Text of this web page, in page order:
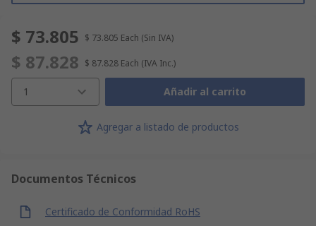
$ 73.805 $ 73.805 Each (Sin IVA)
$ 87.828 $ 87.828 Each (IVA Inc.)
1 Añadir al carrito
Agregar a listado de productos
Documentos Técnicos
Certificado de Conformidad RoHS